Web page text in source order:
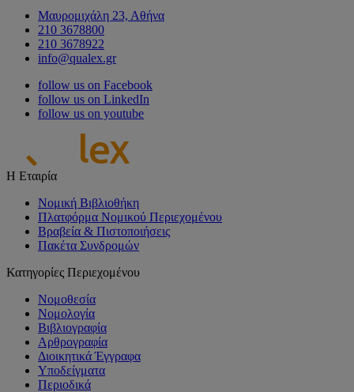
Μαυρομιχάλη 23, Αθήνα
210 3678800
210 3678922
info@qualex.gr
follow us on Facebook
follow us on LinkedIn
follow us on youtube
Η Εταιρία
Νομική Βιβλιοθήκη
Πλατφόρμα Νομικού Περιεχομένου
Βραβεία & Πιστοποιήσεις
Πακέτα Συνδρομών
Κατηγορίες Περιεχομένου
Νομοθεσία
Νομολογία
Βιβλιογραφία
Αρθρογραφία
Διοικητικά Έγγραφα
Υποδείγματα
Περιοδικά